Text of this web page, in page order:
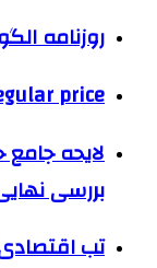
روزنامه
price
لایحه جامع
بررسی
تب